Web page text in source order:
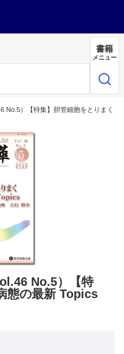
書籍
メニュー
No.5）【特集】胆管細胞をとりまく
No.5）【特
態の最新 Topics